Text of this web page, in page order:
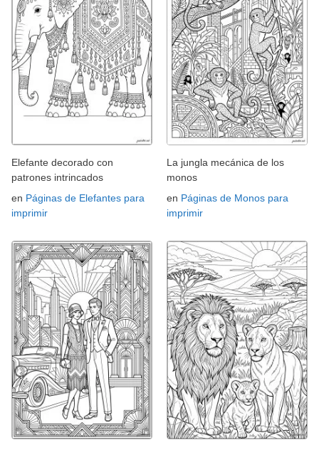
Elefante decorado con
patrones intrincados
en Páginas de Elefantes para
imprimir
La jungla mecánica de los
monos
en Páginas de Monos para
imprimir